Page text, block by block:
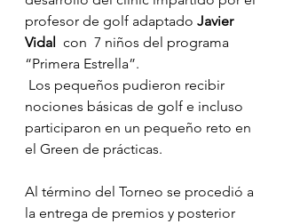
profesor de golf adaptado Javier
Vidal
  con  7 niños del programa
“Primera Estrella”.
nociones básicas de golf e incluso
participaron en un pequeño reto en
el Green de prácticas.
Al término del Torneo se procedió a
la entrega de premios y posterior